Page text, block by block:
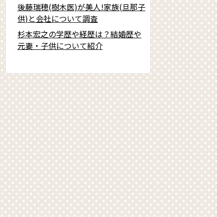
後藤瑞穂(樹木医)が美人!家族(旦那子
供)と会社について調査
杉本宏之の学歴や経歴は？結婚歴や
元妻・子供について紹介